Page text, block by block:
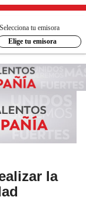
Selecciona tu emisora
Elige tu emisora
la